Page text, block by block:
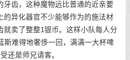
牙齿，这种魔物远比普通的近亲要
的异化器官不少能够作为的施法材
就卖了整整1银币。这样小队每人分
斯难得地奢侈一回，满满一大杯啤
还是师兄请客。